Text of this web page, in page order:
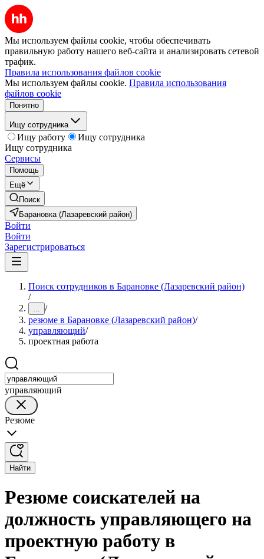
Мы используем файлы cookie, чтобы обеспечивать
правильную работу нашего веб-сайта и анализировать сетевой
трафик.
Правила использования файлов cookie
Мы используем файлы cookie. Правила использования
файлов cookie
Понятно
Ищу сотрудника
Ищу работу
Ищу сотрудника
Ищу сотрудника
Сервисы
Помощь
Ещё
Поиск
Барановка (Лазаревский район)
Войти
Войти
Зарегистрироваться
Поиск сотрудников в Барановке (Лазаревский район)
/
... /
резюме в Барановке (Лазаревский район)/
управляющий/
проектная работа
управляющий
Резюме
Найти
Резюме соискателей на
должность управляющего на
проектную работу в